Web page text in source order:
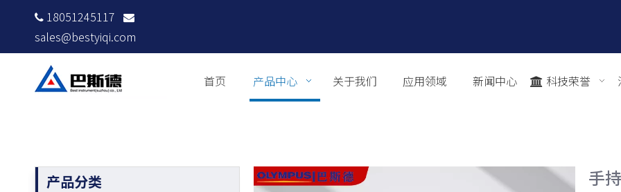
 18051245117 
sales@bestyiqi.com
首页 产品中心 关于我们 应用领域 新闻中心 科技荣誉
产品分类 手